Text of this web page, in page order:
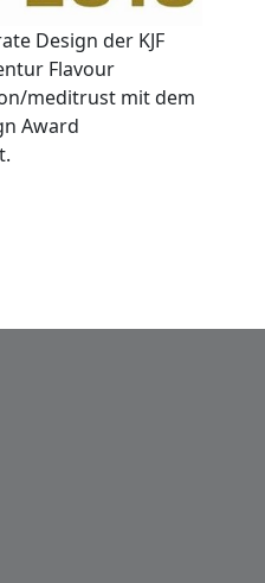
Design der KJF
Flavour
meditrust mit dem
Award